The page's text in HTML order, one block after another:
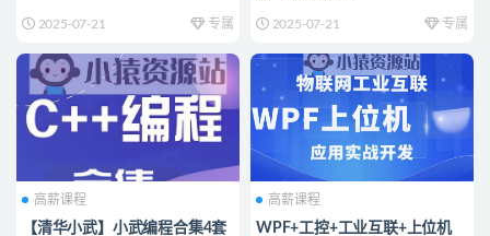
2025-07-21 专属 2025-07-21 专属
高薪课程
【清华小武】小武编程合集4套
高薪课程
WPF+工控+工业互联+上位机